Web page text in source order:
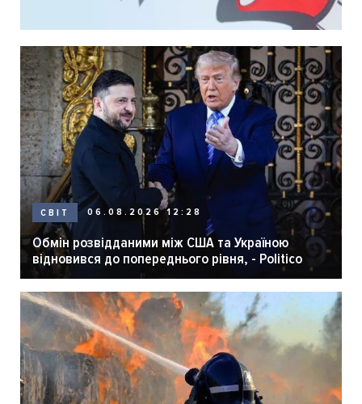
СВІТ 06.08.2026 12:28
Обмін розвідданими між США та Україною
відновився до попереднього рівня, - Politico